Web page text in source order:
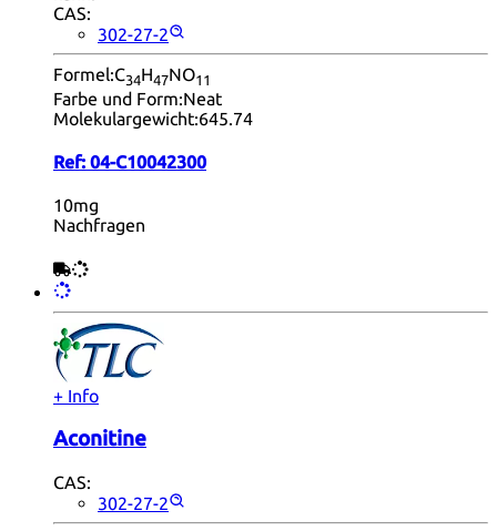
CAS:
302-27-2
Formel:C34H47NO11
Farbe und Form:Neat
Molekulargewicht:645.74
Ref: 04-C10042300
10mg
Nachfragen
+ Info
Aconitine
CAS:
302-27-2